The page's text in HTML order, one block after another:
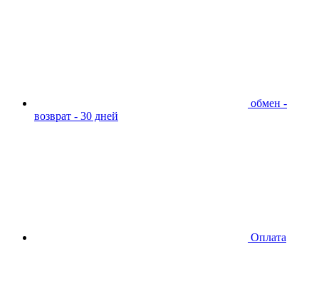
обмен -
возврат - 30 дней
Оплата